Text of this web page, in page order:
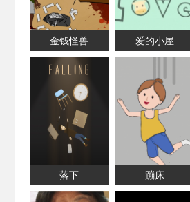
金钱怪兽 爱的小屋
落下 蹦床